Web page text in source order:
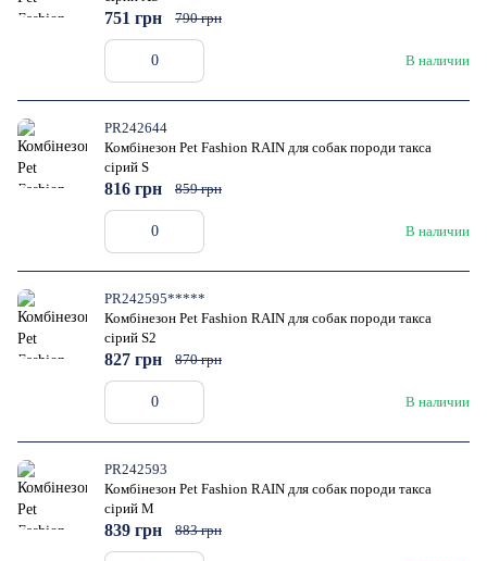
В наличии
751 грн 790 грн
PR242644
Комбінезон Pet Fashion RAIN для собак породи такса
сірий S
В наличии
816 грн 859 грн
PR242595*****
Комбінезон Pet Fashion RAIN для собак породи такса
сірий S2
В наличии
827 грн 870 грн
PR242593
Комбінезон Pet Fashion RAIN для собак породи такса
сірий M
839 грн 883 грн